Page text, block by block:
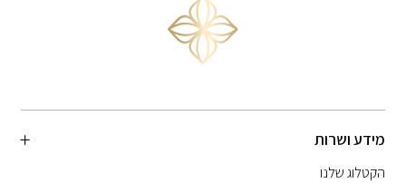
מידע ושרות
הקטלוג שלנו